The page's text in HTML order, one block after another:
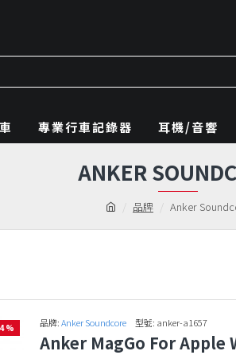
專業行車記錄器 耳機/音響
品牌 Anker
ANKER
% 品牌:Anker Soundcore 型號: anker-a1657
Anker MagGo For Apple